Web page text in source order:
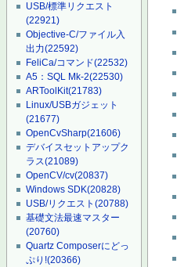
USB/標準リクエスト
(22921)
Objective-C/ファイル入
出力(22592)
FeliCa/コマンド(22532)
A5：SQL Mk-2(22530)
ARToolKit(21783)
Linux/USBガジェット
(21677)
OpenCvSharp(21606)
デバイスセットアップク
ラス(21089)
OpenCV/cv(20837)
Windows SDK(20828)
USB/リクエスト(20788)
基礎文法最速マスター
(20760)
Quartz Composerにどっ
ぷり!(20366)